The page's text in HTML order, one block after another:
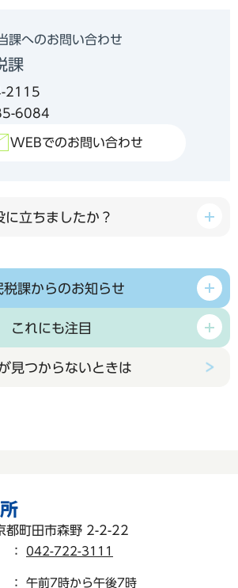
課へのお問い合わせ
課
2115
6084
WEBでのお問い合わせ
に立ちましたか？
税課からのお知らせ
これにも注目
見つからないときは
町田市森野 2-2-22
： 042-722-3111
： 午前7時から午後7時